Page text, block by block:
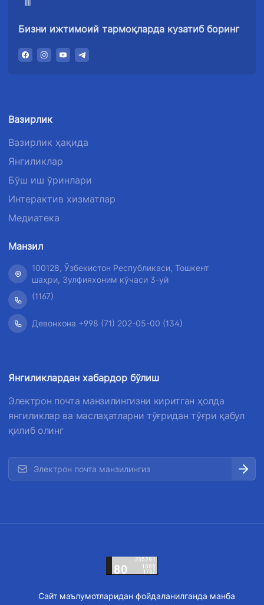
Бизни ижтимоий тармоқларда кузатиб боринг
Вазирлик
Вазирлик ҳақида
Янгиликлар
Бўш иш ўринлари
Интерактив хизматлар
Медиатека
Манзил
100128, Ўзбекистон Республикаси, Тошкент
шаҳри, Зулфияхоним кўчаси 3-уй
(1167)
Девонхона +998 (71) 202-05-00 (134)
Янгиликлардан хабардор бўлиш
Электрон почта манзилингизни киритган ҳолда
янгиликлар ва маслаҳатларни тўғридан тўғри қабул
қилиб олинг
Сайт маълумотларидан фойдаланилганда манба